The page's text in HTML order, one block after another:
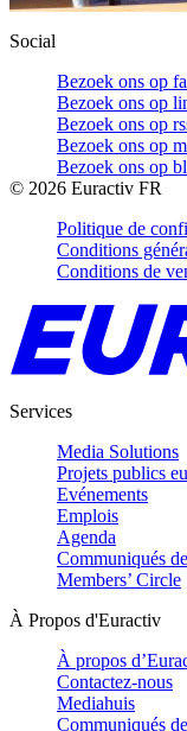
Social
Bezoek ons op
Bezoek ons op
Bezoek ons op
Bezoek ons op
Bezoek ons op
© 2026 Euractiv FR
Politique de
Conditions
Conditions de
Services
Media Solutions
Projets publics
Evénements
Emplois
Agenda
Communiqués
Members’ Circle
À Propos d'Euractiv
À propos
Contactez-nous
Mediahuis
Communiqués